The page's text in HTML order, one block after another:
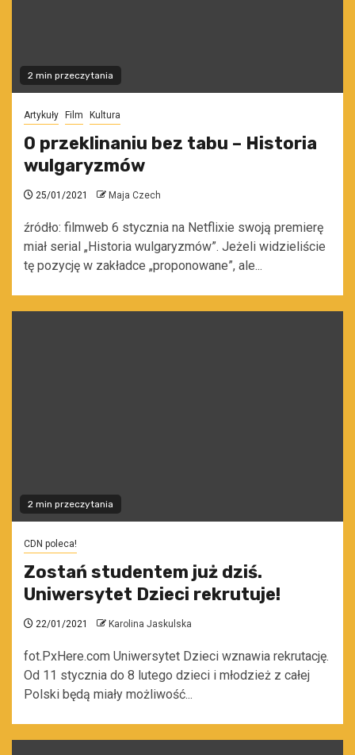
2 min przeczytania
Artykuły Film Kultura
O przeklinaniu bez tabu – Historia
wulgaryzmów
25/01/2021 Maja Czech
źródło: filmweb 6 stycznia na Netflixie swoją premierę
miał serial „Historia wulgaryzmów”. Jeżeli widzieliście
tę pozycję w zakładce „proponowane”, ale...
2 min przeczytania
CDN poleca!
Zostań studentem już dziś.
Uniwersytet Dzieci rekrutuje!
22/01/2021 Karolina Jaskulska
fot.PxHere.com Uniwersytet Dzieci wznawia rekrutację.
Od 11 stycznia do 8 lutego dzieci i młodzież z całej
Polski będą miały możliwość...